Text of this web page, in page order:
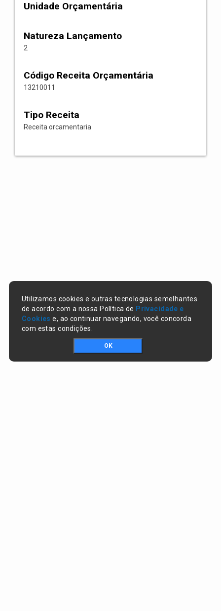
Unidade Orçamentária
Natureza Lançamento
2
Código Receita Orçamentária
13210011
Tipo Receita
Receita orcamentaria
Utilizamos cookies e outras tecnologias semelhantes
de acordo com a nossa Política de Privacidade e
Cookies e, ao continuar navegando, você concorda
com estas condições.
OK